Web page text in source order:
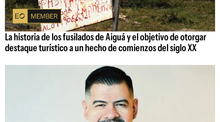
La historia de los fusilados de Aiguá y el objetivo de otorgar
destaque turístico a un hecho de comienzos del siglo XX